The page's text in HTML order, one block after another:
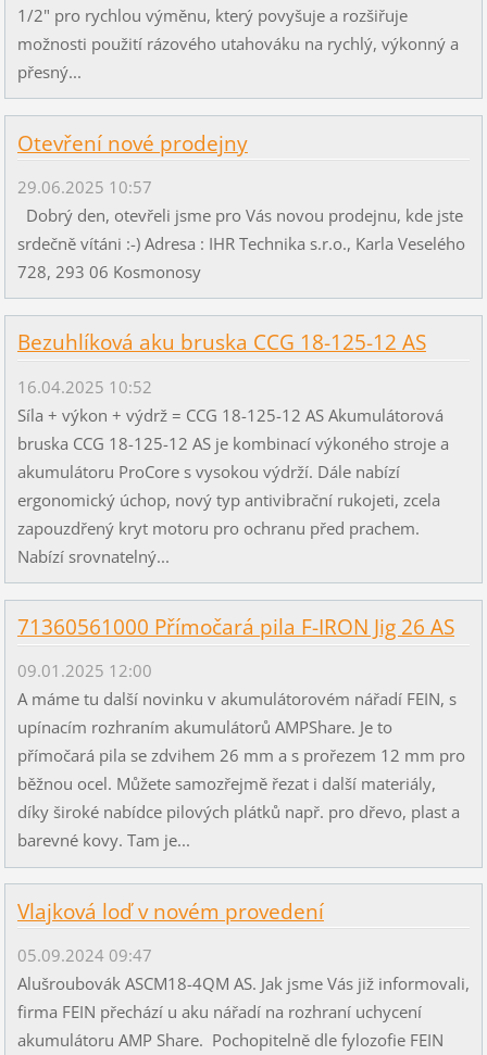
1/2" pro rychlou výměnu, který povyšuje a rozšiřuje
možnosti použití rázového utahováku na rychlý, výkonný a
přesný...
Otevření nové prodejny
29.06.2025 10:57
Dobrý den, otevřeli jsme pro Vás novou prodejnu, kde jste
srdečně vítáni :-) Adresa : IHR Technika s.r.o., Karla Veselého
728, 293 06 Kosmonosy
Bezuhlíková aku bruska CCG 18-125-12 AS
16.04.2025 10:52
Síla + výkon + výdrž = CCG 18-125-12 AS Akumulátorová
bruska CCG 18-125-12 AS je kombinací výkoného stroje a
akumulátoru ProCore s vysokou výdrží. Dále nabízí
ergonomický úchop, nový typ antivibrační rukojeti, zcela
zapouzdřený kryt motoru pro ochranu před prachem.
Nabízí srovnatelný...
71360561000 Přímočará pila F-IRON Jig 26 AS
09.01.2025 12:00
A máme tu další novinku v akumulátorovém nářadí FEIN, s
upínacím rozhraním akumulátorů AMPShare. Je to
přímočará pila se zdvihem 26 mm a s prořezem 12 mm pro
běžnou ocel. Můžete samozřejmě řezat i další materiály,
díky široké nabídce pilových plátků např. pro dřevo, plast a
barevné kovy. Tam je...
Vlajková loď v novém provedení
05.09.2024 09:47
Alušroubovák ASCM18-4QM AS. Jak jsme Vás již informovali,
firma FEIN přechází u aku nářadí na rozhraní uchycení
akumulátoru AMP Share. Pochopitelně dle fylozofie FEIN